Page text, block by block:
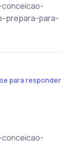
prepara-para-
para responder